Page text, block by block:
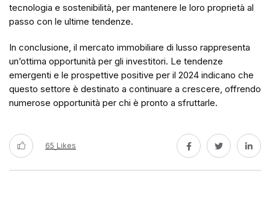
tecnologia e sostenibilità, per mantenere le loro proprietà al
passo con le ultime tendenze.
In conclusione, il mercato immobiliare di lusso rappresenta
un’ottima opportunità per gli investitori. Le tendenze
emergenti e le prospettive positive per il 2024 indicano che
questo settore è destinato a continuare a crescere, offrendo
numerose opportunità per chi è pronto a sfruttarle.
65 Likes